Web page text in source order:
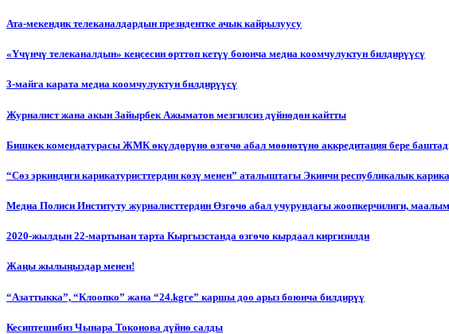
Ата-мекендик телеканалдардын президентке ачык кайрылуусу
«Үчүнчү телеканалдын» кеңсесин өрттөп кетүү боюнча медиа коомчулуктун билдирүүсү
3-майга карата медиа коомчулуктун билдирүүсү
Журналист жана акын Зайырбек Ажыматов мезгилсиз дүйнөдөн кайтты
Бишкек комендатурасы ЖМК өкүлдөрүнө өзгөчө абал мөөнөтүнө аккредитация бере
“Сөз эркиндиги карикатуристтердин көзү менен” аталыштагы Экинчи республикалык
Медиа Полиси Институту журналисттердин Өзгөчө абал учурундагы жоопкерчилиги,
2020-жылдын 22-мартынан тарта Кыргызстанда өзгөчө кырдаал киргизилди
Жаңы жылыңыздар менен!
“Азаттыкка”, “Клоопко” жана “24.kgге” каршы доо арыз боюнча билдирүү
Кесиптешибиз Чынара Токонова дүйнө салды